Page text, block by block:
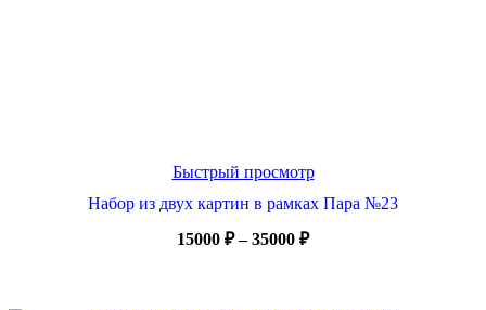
Быстрый просмотр
Набор из двух картин в рамках Пара №23
15000 ₽ – 35000 ₽Диапазон